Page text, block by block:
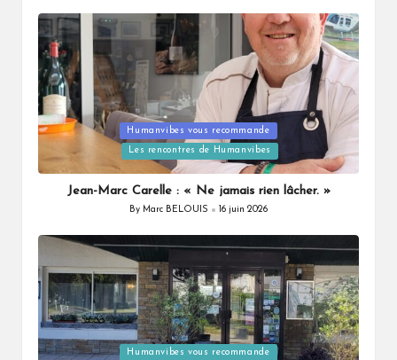
Posted
Humanvibes vous recommande
Les rencontres de Humanvibes
Jean-Marc Carelle : « Ne jamais rien lâcher. »
Posted
By Marc BELOUIS 16 juin 2026
Posted
Humanvibes vous recommande